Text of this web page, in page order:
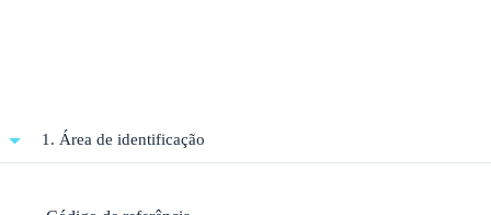
1. Área de identificação